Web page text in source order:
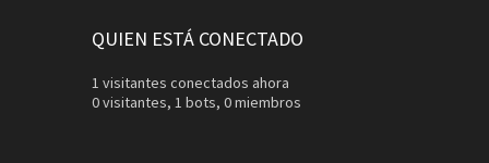
QUIEN ESTÁ CONECTADO
1 visitantes conectados ahora
0 visitantes, 1 bots, 0 miembros